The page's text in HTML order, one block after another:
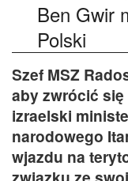
Ben Gwir
Polski
Szef MSZ
aby zwrócić
izraelski
narodowego
wjazdu na